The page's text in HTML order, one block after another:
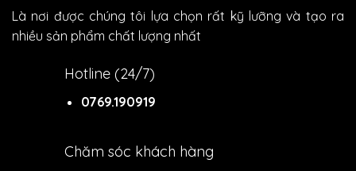
Là nơi được chúng tôi lựa chọn rất kỹ lưỡng và tạo ra
nhiều sản phẩm chất lượng nhất
Hotline (24/7)
0769.190919
Chăm sóc khách hàng